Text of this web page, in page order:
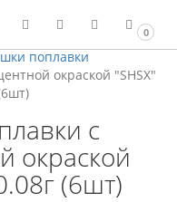
0
поплавки
окраской "SHSX"
с
окраской
(6шт)